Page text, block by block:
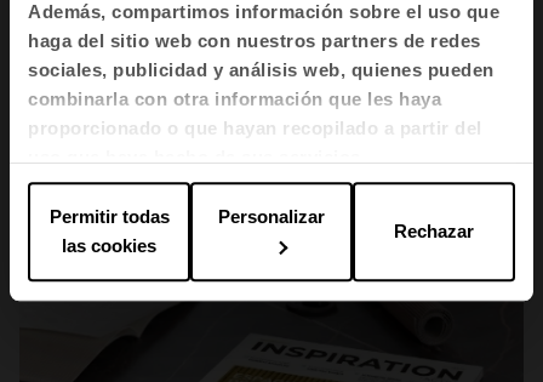
Además, compartimos información sobre el uso que
haga del sitio web con nuestros partners de redes
sociales, publicidad y análisis web, quienes pueden
combinarla con otra información que les haya
proporcionado o que hayan recopilado a partir del
Permitir todas
las cookies
Personalizar
Rechazar
colectivos para 2026: diseño regenerativo, flexibilidad.